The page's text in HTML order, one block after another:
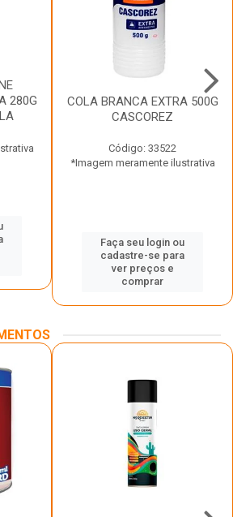
280G
COLA BRANCA EXTRA 500G
CASCOREZ
Código: 33522
*Imagem meramente ilustrativa
Faça seu login ou
cadastre-se para
ver preços e
comprar